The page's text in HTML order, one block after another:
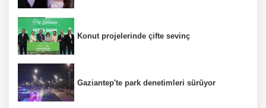
Konut projelerinde çifte sevinç
Gaziantep'te park denetimleri sürüyor